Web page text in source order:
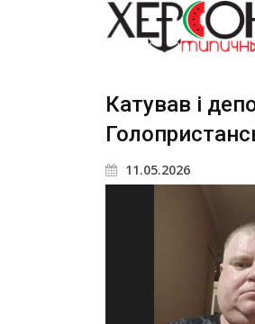
Катував і
11.05.2026